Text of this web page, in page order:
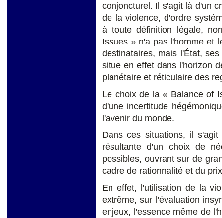
conjoncturel. Il s'agit là d'un
de la violence, d'ordre
à toute définition légale,
Issues » n'a pas l'homme et
destinataires, mais l'État,
situe en effet dans l'horizon
planétaire et réticulaire des
Le choix de la « Balance of
d'une incertitude
l'avenir du monde.
Dans ces situations, il
résultante d'un choix de
possibles, ouvrant sur de
cadre de rationnalité et du
En effet, l'utilisation de la
extrême, sur l'évaluation
enjeux, l'essence même de